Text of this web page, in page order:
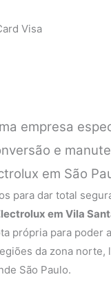
Visa
empresa
e
em São
para dar total
em Vila
própria para poder
da zona
São Paulo.